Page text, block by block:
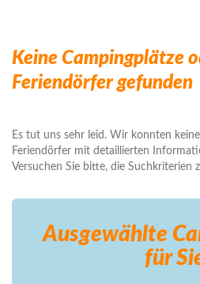
Keine Campingplätze
Feriendörfer gefunden
Es tut uns sehr leid. Wir konnten
Feriendörfer mit detaillierten
Versuchen Sie bitte, die Suchkriterien
Ausgewählte
für